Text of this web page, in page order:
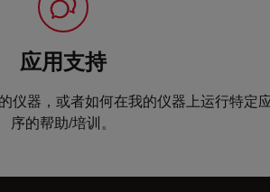
应用支持
仪器，或者如何在我的仪器上运行特定
序的帮助/培训。